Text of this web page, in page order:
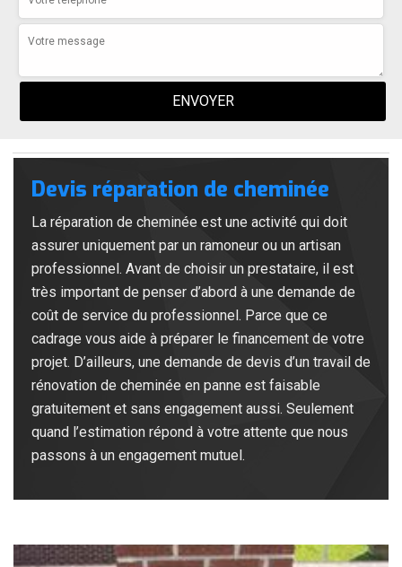
Devis réparation de cheminée
La réparation de cheminée est une activité qui doit
assurer uniquement par un ramoneur ou un artisan
professionnel. Avant de choisir un prestataire, il est
très important de penser d’abord à une demande de
coût de service du professionnel. Parce que ce
cadrage vous aide à préparer le financement de votre
projet. D’ailleurs, une demande de devis d’un travail de
rénovation de cheminée en panne est faisable
gratuitement et sans engagement aussi. Seulement
quand l’estimation répond à votre attente que nous
passons à un engagement mutuel.